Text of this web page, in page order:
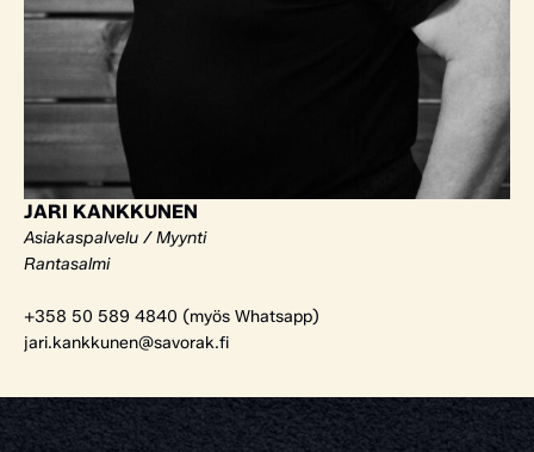
JARI KANKKUNEN
Asiakaspalvelu / Myynti
Rantasalmi
+358 50 589 4840 (myös Whatsapp)
jari.kankkunen@savorak.fi